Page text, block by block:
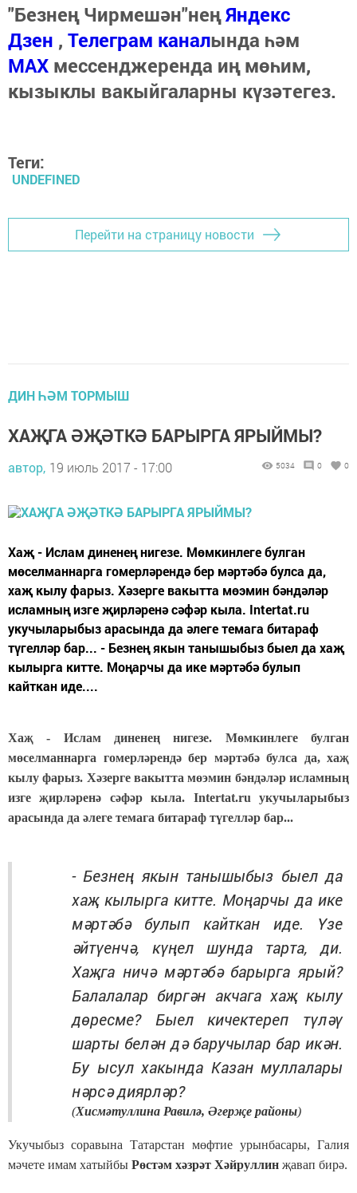
"Безнең Чирмешән"неңЯндекс
Дзен , Телеграм каналында һәм
МАХ мессенджеренда иң мөһим,
кызыклы вакыйгаларны күзәтегез.
Теги:
UNDEFINED
Перейти на страницу новости
ДИН ҺӘМ ТОРМЫШ
ХАҖГА ӘҖӘТКӘ БАРЫРГА ЯРЫЙМЫ?
автор, 19 июль 2017 - 17:00 5034 0 0
Хаҗ - Ислам диненең нигезе. Мөмкинлеге булган
мөселманнарга гомерләрендә бер мәртәбә булса да,
хаҗ кылу фарыз. Хәзерге вакытта мөэмин бәндәләр
исламның изге җирләренә сәфәр кыла. Intertat.ru
укучыларыбыз арасында да әлеге темага битараф
түгелләр бар... - Безнең якын танышыбыз быел да хаҗ
кылырга китте. Моңарчы да ике мәртәбә булып
кайткан иде....
Хаҗ - Ислам диненең нигезе. Мөмкинлеге булган
мөселманнарга гомерләрендә бер мәртәбә булса да, хаҗ
кылу фарыз. Хәзерге вакытта мөэмин бәндәләр исламның
изге җирләренә сәфәр кыла. Intertat.ru укучыларыбыз
арасында да әлеге темага битараф түгелләр бар...
- Безнең якын танышыбыз быел да
хаҗ кылырга китте. Моңарчы да ике
мәртәбә булып кайткан иде. Үзе
әйтүенчә, күңел шунда тарта, ди.
Хаҗга ничә мәртәбә барырга ярый?
Балалалар биргән акчага хаҗ кылу
дөресме? Быел кичектереп түләү
шарты белән дә баручылар бар икән.
Бу ысул хакында Казан муллалары
нәрсә диярләр?
(Хисмәтуллина Равилә, Әгерҗе районы)
Укучыбыз соравына Татарстан мөфтие урынбасары, Галия
мәчете имам хатыйбы Рөстәм хәзрәт Хәйруллин җавап бирә.